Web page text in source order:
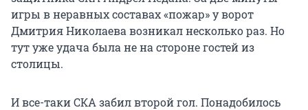
игры в неравных составах «пожар» у ворот
Дмитрия Николаева возникал несколько раз. Но
тут уже удача была не на стороне гостей из
столицы.
И все-таки СКА забил второй гол. Понадобилось